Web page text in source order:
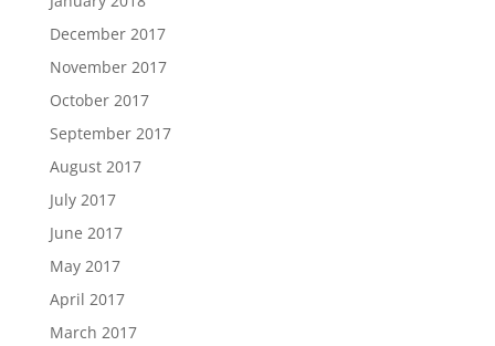
December 2017
November 2017
October 2017
September 2017
August 2017
July 2017
June 2017
May 2017
April 2017
March 2017